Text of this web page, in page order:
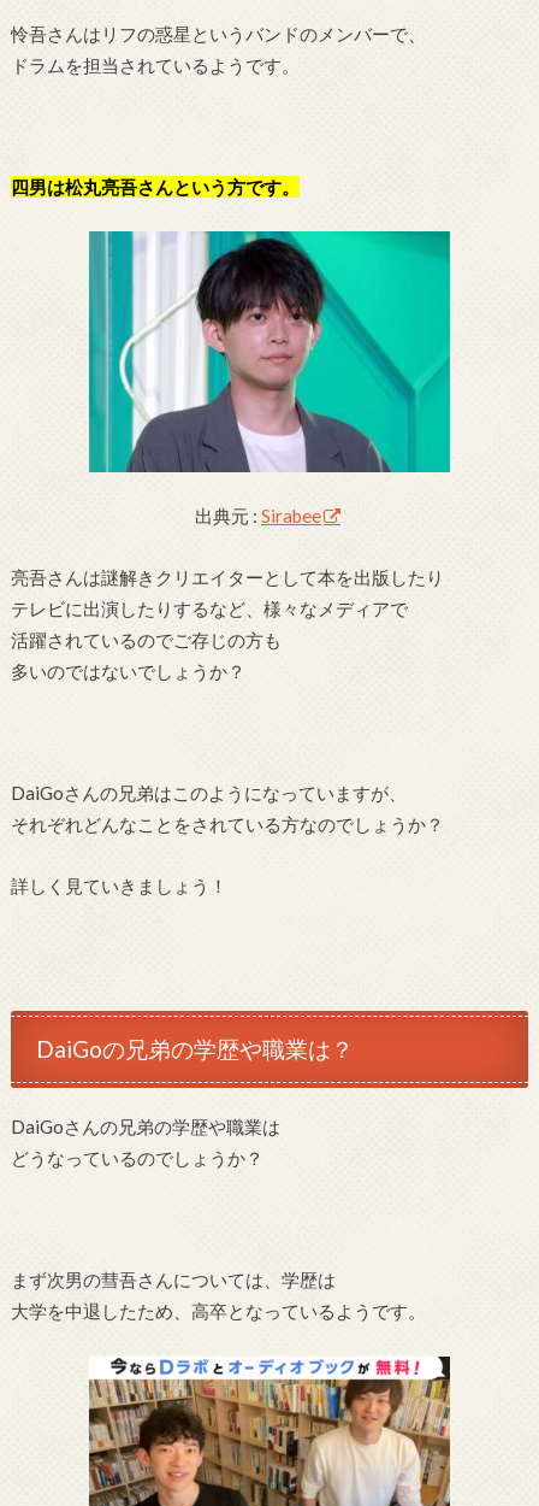
怜吾さんはリフの惑星というバンドのメンバーで、
ドラムを担当されているようです。
四男は松丸亮吾さんという方です。
出典元 : Sirabee
亮吾さんは謎解きクリエイターとして本を出版したり
テレビに出演したりするなど、様々なメディアで
活躍されているのでご存じの方も
多いのではないでしょうか？
DaiGoさんの兄弟はこのようになっていますが、
それぞれどんなことをされている方なのでしょうか？
詳しく見ていきましょう！
DaiGoの兄弟の学歴や職業は？
DaiGoさんの兄弟の学歴や職業は
どうなっているのでしょうか？
まず次男の彗吾さんについては、学歴は
大学を中退したため、高卒となっているようです。